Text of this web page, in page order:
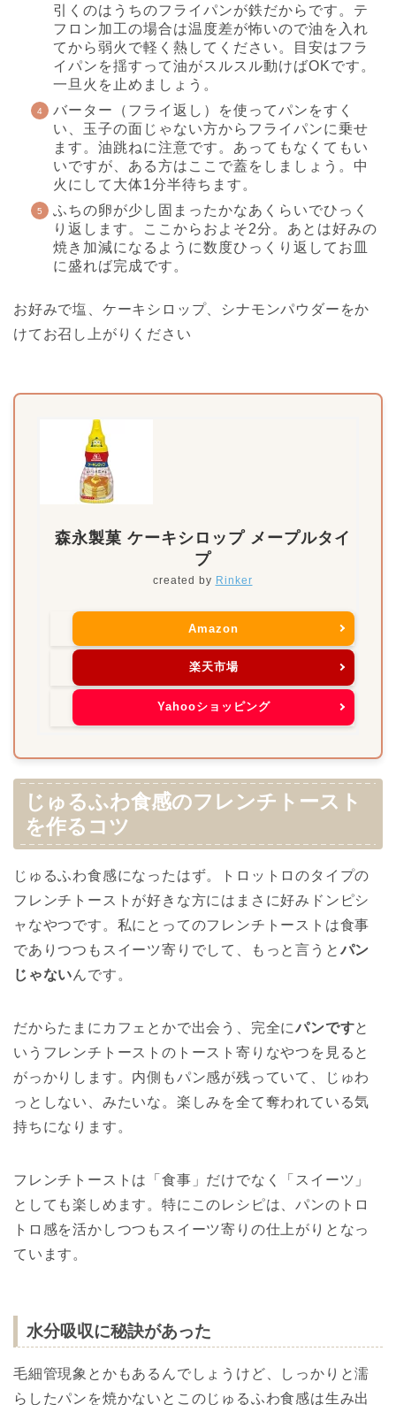
引くのはうちのフライパンが鉄だからです。テ
フロン加工の場合は温度差が怖いので油を入れ
てから弱火で軽く熱してください。目安はフラ
イパンを揺すって油がスルスル動けばOKです。
一旦火を止めましょう。
バーター（フライ返し）を使ってパンをすく
い、玉子の面じゃない方からフライパンに乗せ
ます。油跳ねに注意です。あってもなくてもい
いですが、ある方はここで蓋をしましょう。中
火にして大体1分半待ちます。
ふちの卵が少し固まったかなあくらいでひっく
り返します。ここからおよそ2分。あとは好みの
焼き加減になるように数度ひっくり返してお皿
に盛れば完成です。
お好みで塩、ケーキシロップ、シナモンパウダーをか
けてお召し上がりください
森永製菓 ケーキシロップ メープルタイ
プ
created by Rinker
Amazon
楽天市場
Yahooショッピング
じゅるふわ食感のフレンチトースト
を作るコツ
じゅるふわ食感になったはず。トロットロのタイプの
フレンチトーストが好きな方にはまさに好みドンピシ
ャなやつです。私にとってのフレンチトーストは食事
でありつつもスイーツ寄りでして、もっと言うと パン
じゃないんです。
だからたまにカフェとかで出会う、完全にパンですと
いうフレンチトーストのトースト寄りなやつを見ると
がっかりします。内側もパン感が残っていて、じゅわ
っとしない、みたいな。楽しみを全て奪われている気
持ちになります。
フレンチトーストは「食事」だけでなく「スイーツ」
としても楽しめます。特にこのレシピは、パンのトロ
トロ感を活かしつつもスイーツ寄りの仕上がりとなっ
ています。
水分吸収に秘訣があった
毛細管現象とかもあるんでしょうけど、しっかりと濡
らしたパンを焼かないとこのじゅるふわ食感は生み出